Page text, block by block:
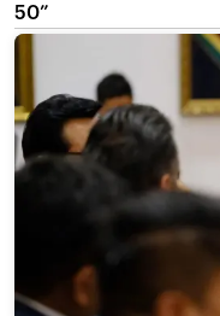
50”